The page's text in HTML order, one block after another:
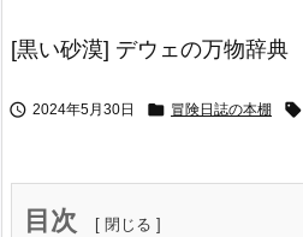
[黒い砂漠] デウェの万物辞典
 2024年5月30日  冒険日誌の本棚 
目次